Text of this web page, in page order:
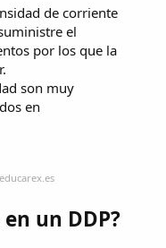
de corriente
el
por los que la
son muy
en
un DDP?